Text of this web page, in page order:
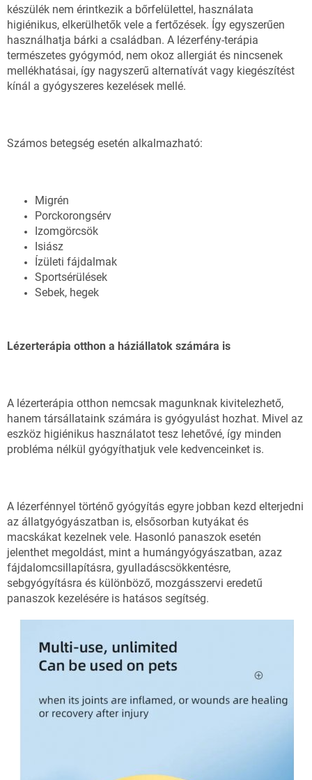
készülék nem érintkezik a bőrfelülettel, használata
higiénikus, elkerülhetők vele a fertőzések. Így egyszerűen
használhatja bárki a családban. A lézerfény-terápia
természetes gyógymód, nem okoz allergiát és nincsenek
mellékhatásai, így nagyszerű alternatívát vagy kiegészítést
kínál a gyógyszeres kezelések mellé.
Számos betegség esetén alkalmazható:
Migrén
Porckorongsérv
Izomgörcsök
Isiász
Ízületi fájdalmak
Sportsérülések
Sebek, hegek
Lézerterápia otthon a háziállatok számára is
A lézerterápia otthon nemcsak magunknak kivitelezhető,
hanem társállataink számára is gyógyulást hozhat. Mivel az
eszköz higiénikus használatot tesz lehetővé, így minden
probléma nélkül gyógyíthatjuk vele kedvenceinket is.
A lézerfénnyel történő gyógyítás egyre jobban kezd elterjedni
az állatgyógyászatban is, elsősorban kutyákat és
macskákat kezelnek vele. Hasonló panaszok esetén
jelenthet megoldást, mint a humángyógyászatban, azaz
fájdalomcsillapításra, gyulladáscsökkentésre,
sebgyógyításra és különböző, mozgásszervi eredetű
panaszok kezelésére is hatásos segítség.